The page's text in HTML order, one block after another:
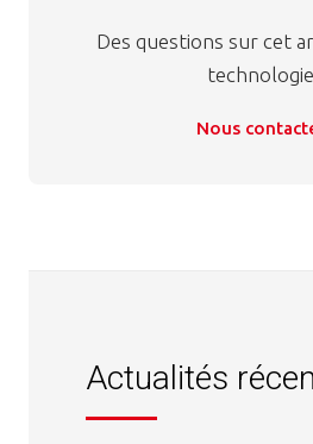
Des questions sur cet
Nous
Actualités